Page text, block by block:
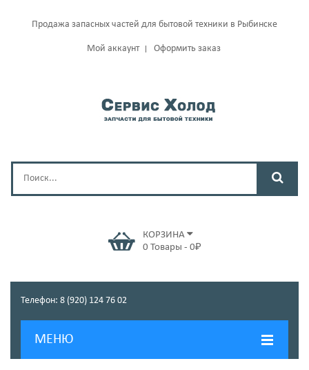
Продажа запасных частей для бытовой техники в Рыбинске
Мой аккаунт Оформить заказ
КОРЗИНА
0 Товары - 0₽
Телефон: 8 (920) 124 76 02
МЕНЮ